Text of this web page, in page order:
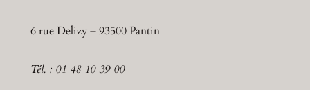
6 rue Delizy – 93500 Pantin
Tél. : 01 48 10 39 00